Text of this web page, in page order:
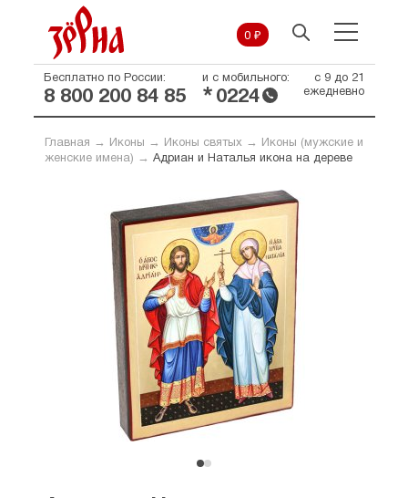
0 ₽
Бесплатно по России:
8 800 200 84 85
и с мобильного:
* 0224
с 9 до 21
ежедневно
Главная → Иконы → Иконы святых→
Иконы (мужские и
женские имена) → Адриан и Наталья икона на дереве